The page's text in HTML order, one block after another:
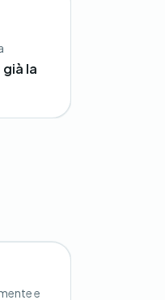
la
e